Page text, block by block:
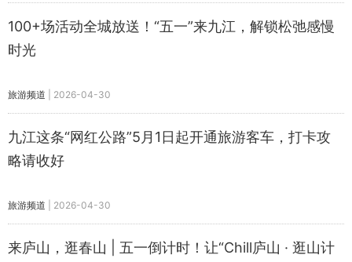
100+场活动全城放送！“五一”来九江，解锁松弛感慢
时光
旅游频道 2026-04-30
九江这条“网红公路”5月1日起开通旅游客车，打卡攻
略请收好
旅游频道 2026-04-30
来庐山，逛春山 | 五一倒计时！让“Chill庐山 · 逛山计